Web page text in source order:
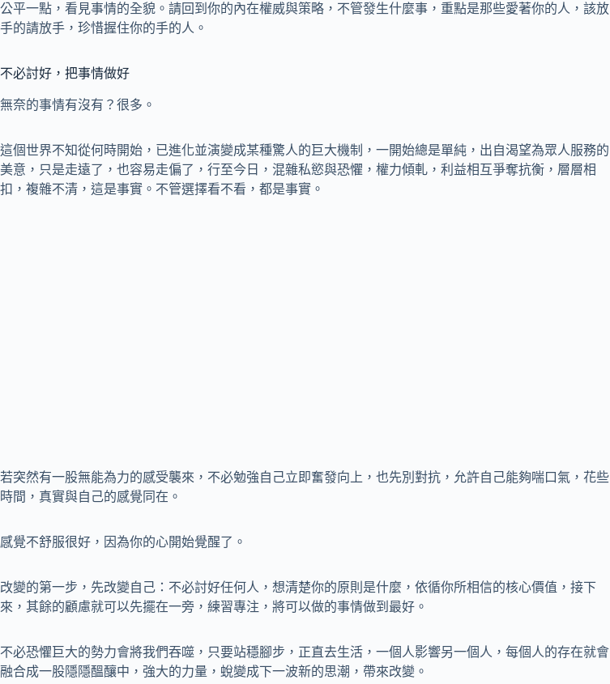
公平一點，看見事情的全貌。請回到你的內在權威與策略，不管發生什麼事，重點是那些愛著你的人，該放
手的請放手，珍惜握住你的手的人。
不必討好，把事情做好
無奈的事情有沒有？很多。
這個世界不知從何時開始，已進化並演變成某種驚人的巨大機制，一開始總是單純，出自渴望為眾人服務的
美意，只是走遠了，也容易走偏了，行至今日，混雜私慾與恐懼，權力傾軋，利益相互爭奪抗衡，層層相
扣，複雜不清，這是事實。不管選擇看不看，都是事實。
若突然有一股無能為力的感受襲來，不必勉強自己立即奮發向上，也先別對抗，允許自己能夠喘口氣，花些
時間，真實與自己的感覺同在。
感覺不舒服很好，因為你的心開始覺醒了。
改變的第一步，先改變自己：不必討好任何人，想清楚你的原則是什麼，依循你所相信的核心價值，接下
來，其餘的顧慮就可以先擺在一旁，練習專注，將可以做的事情做到最好。
不必恐懼巨大的勢力會將我們吞噬，只要站穩腳步，正直去生活，一個人影響另一個人，每個人的存在就會
融合成一股隱隱醞釀中，強大的力量，蛻變成下一波新的思潮，帶來改變。